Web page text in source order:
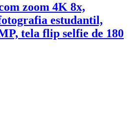
zoom 4K 8x,
estudantil,
tela flip selfie de 180